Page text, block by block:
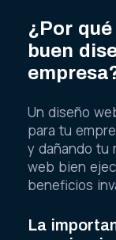
¿Por
buen
Un diseño
para tu
y dañando tu
web bien
beneficios
La